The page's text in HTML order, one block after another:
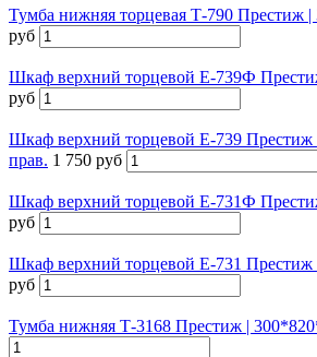
Тумба нижняя торцевая Т-790 Престиж
руб
Шкаф верхний торцевой E-739Ф
руб
Шкаф верхний торцевой E-739 Престиж
прав. 1 750 руб
Шкаф верхний торцевой E-731Ф
руб
Шкаф верхний торцевой E-731 Престиж
руб
Тумба нижняя Т-3168 Престиж |